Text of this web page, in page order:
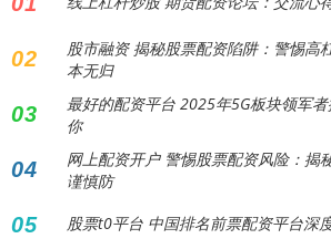
02
股市融资 揭秘股票配资陷阱：警惕高
本无归
03
最好的配资平台 2025年5G板块领军
你
04
网上配资开户 警惕股票配资风险：揭
谨慎防
05 股票t0平台 中国排名前票配资平台深